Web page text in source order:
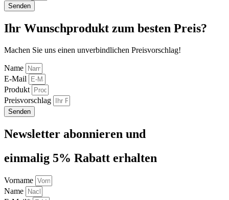
Senden
Ihr Wunschprodukt zum besten Preis?
Machen Sie uns einen unverbindlichen Preisvorschlag!
Name
E-Mail
Produkt
Preisvorschlag
Senden
Newsletter abonnieren und
einmalig 5% Rabatt erhalten
Vorname
Name